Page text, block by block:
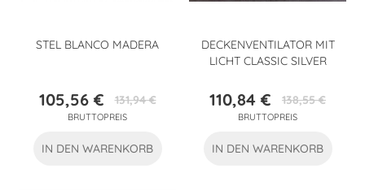
STEL BLANCO MADERA
Preis
105,56 €Verkaufspreis
131,94 €
BRUTTOPREIS
IN DEN WARENKORB
DECKENVENTILATOR MIT
LICHT CLASSIC SILVER
Preis
110,84 €Verkaufspreis
138,55 €
BRUTTOPREIS
IN DEN WARENKORB